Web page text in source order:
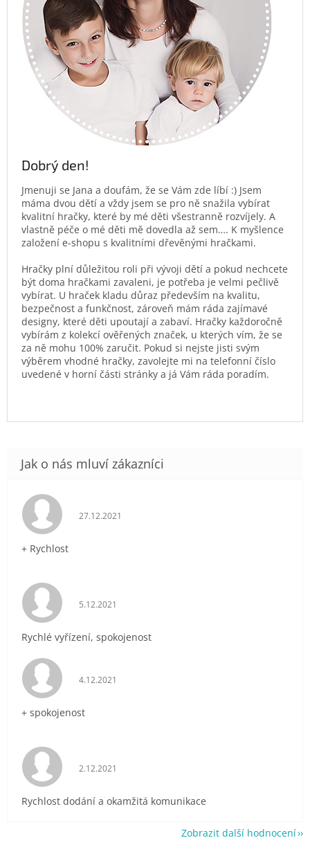
Dobrý den!
Jmenuji se Jana a doufám, že se Vám zde líbí :) Jsem
máma dvou dětí a vždy jsem se pro ně snažila vybírat
kvalitní hračky, které by mé děti všestranně rozvíjely. A
vlastně péče o mé děti mě dovedla až sem…. K myšlence
založení e-shopu s kvalitními dřevěnými hračkami.
Hračky plní důležitou roli při vývoji dětí a pokud nechcete
být doma hračkami zavaleni, je potřeba je velmi pečlivě
vybírat. U hraček kladu důraz především na kvalitu,
bezpečnost a funkčnost, zároveň mám ráda zajímavé
designy, které děti upoutají a zabaví. Hračky každoročně
vybírám z kolekcí ověřených značek, u kterých vím, že se
za ně mohu 100% zaručit. Pokud si nejste jisti svým
výběrem vhodné hračky, zavolejte mi na telefonní číslo
uvedené v horní části stránky a já Vám ráda poradím.
Hodnocení obchodu je 5 z 5 hvězdiček.
27.12.2021
+ Rychlost
Hodnocení obchodu je 5 z 5 hvězdiček.
5.12.2021
Rychlé vyřízení, spokojenost
Hodnocení obchodu je 5 z 5 hvězdiček.
4.12.2021
+ spokojenost
Hodnocení obchodu je 5 z 5 hvězdiček.
2.12.2021
Rychlost dodání a okamžitá komunikace
Zobrazit další hodnocení